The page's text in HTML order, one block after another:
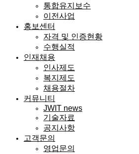
통합유지보수
이전사업
홍보센터
자격 및 인증현황
수행실적
인재채용
인사제도
복지제도
채용절차
커뮤니티
JWIT news
기술자료
공지사항
고객문의
영업문의